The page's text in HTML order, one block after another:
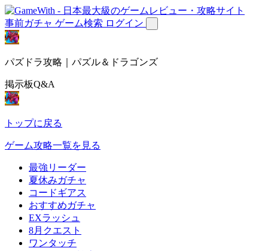
事前ガチャ ゲーム検索 ログイン
パズドラ攻略｜パズル＆ドラゴンズ
掲示板Q&A
トップに戻る
ゲーム攻略一覧を見る
最強リーダー
夏休みガチャ
コードギアス
おすすめガチャ
EXラッシュ
8月クエスト
ワンタッチ